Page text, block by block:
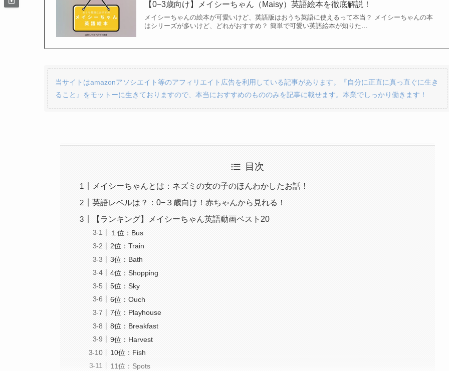
【0−3歳向け】メイシーちゃん（Maisy）英語絵本を徹底解説！
メイシーちゃんの絵本が可愛いけど、英語版はおうち英語に使えるって本当？ メイシーちゃんの本
はシリーズが多いけど、どれがおすすめ？ 簡単で可愛い英語絵本が知りた…
当サイトはamazonアソシエイト等のアフィリエイト広告を利用している記事があります。『自分に正直に真っ直ぐに生き
ること』をモットーに生きておりますので、本当におすすめのもののみを記事に載せます。本業でしっかり働きます！
目次
メイシーちゃんとは：ネズミの女の子のほんわかしたお話！
英語レベルは？：0−３歳向け！赤ちゃんから見れる！
【ランキング】メイシーちゃん英語動画ベスト20
１位：Bus
2位：Train
3位：Bath
4位：Shopping
5位：Sky
6位：Ouch
7位：Playhouse
8位：Breakfast
9位：Harvest
10位：Fish
11位：Spots